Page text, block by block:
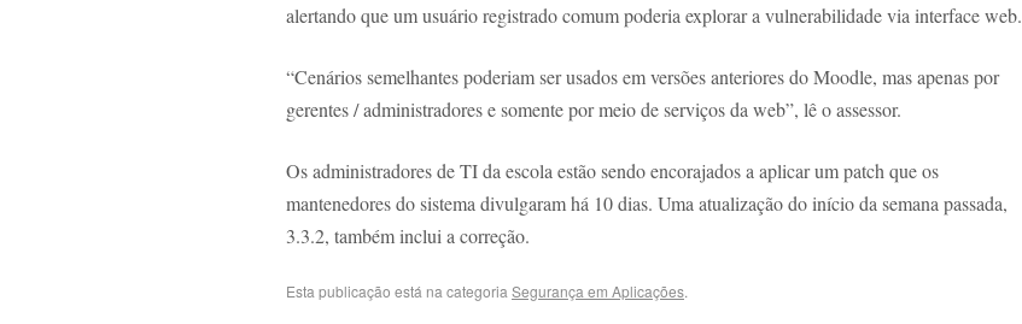
alertando que um usuário registrado comum poderia explorar a vulnerabilidade via interface web.
“Cenários semelhantes poderiam ser usados em versões anteriores do Moodle, mas apenas por
gerentes / administradores e somente por meio de serviços da web”, lê o assessor.
Os administradores de TI da escola estão sendo encorajados a aplicar um patch que os
mantenedores do sistema divulgaram há 10 dias. Uma atualização do início da semana passada,
3.3.2, também inclui a correção.
Esta publicação está na categoriaSegurança em Aplicações.